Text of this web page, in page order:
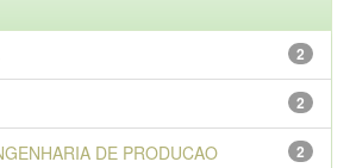
2
2
2
DE PRODUCAO